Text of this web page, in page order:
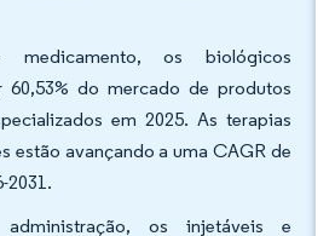
os biológicos
60,53% do mercado de produtos
em 2025. As terapias
estão avançando a uma CAGR de
2031.
os injetáveis e